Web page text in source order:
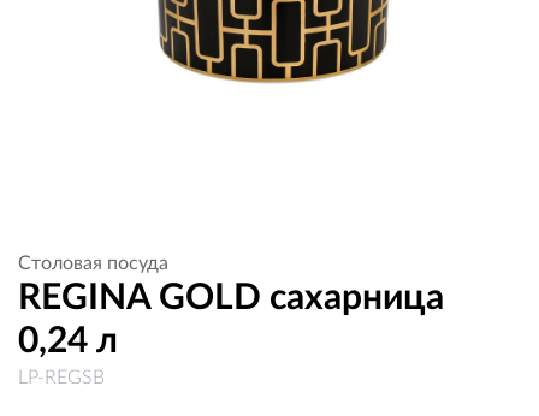
Столовая посуда
REGINA GOLD сахарница
0,24 л
LP-REGSB